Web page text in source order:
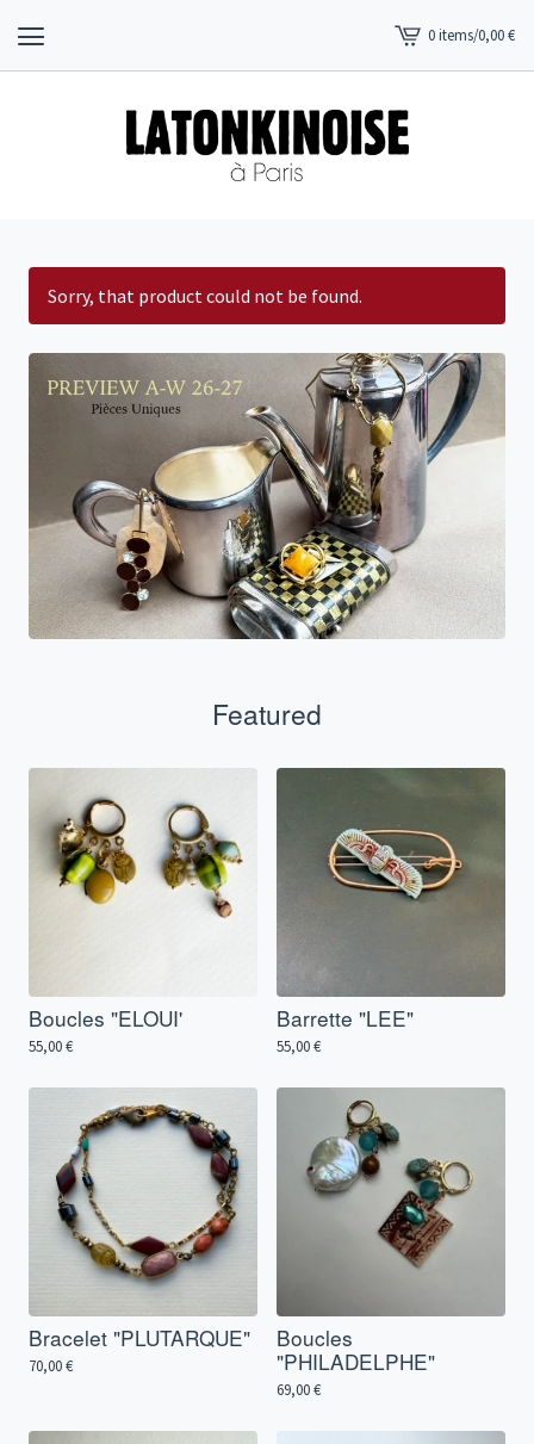
View
cart
0 items/0,00€
Sorry, that product could not be found.
Featured
Boucles "ELOUI'
55,00€
Barrette "LEE"
55,00€
Bracelet "PLUTARQUE"
70,00€
Boucles
"PHILADELPHE"
69,00€